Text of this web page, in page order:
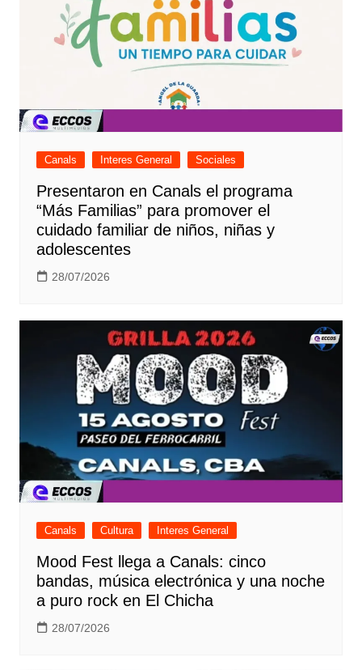
Canals Interes General Sociales
Presentaron en Canals el programa
“Más Familias” para promover el
cuidado familiar de niños, niñas y
adolescentes
28/07/2026
Canals Cultura Interes General
Mood Fest llega a Canals: cinco
bandas, música electrónica y una noche
a puro rock en El Chicha
28/07/2026